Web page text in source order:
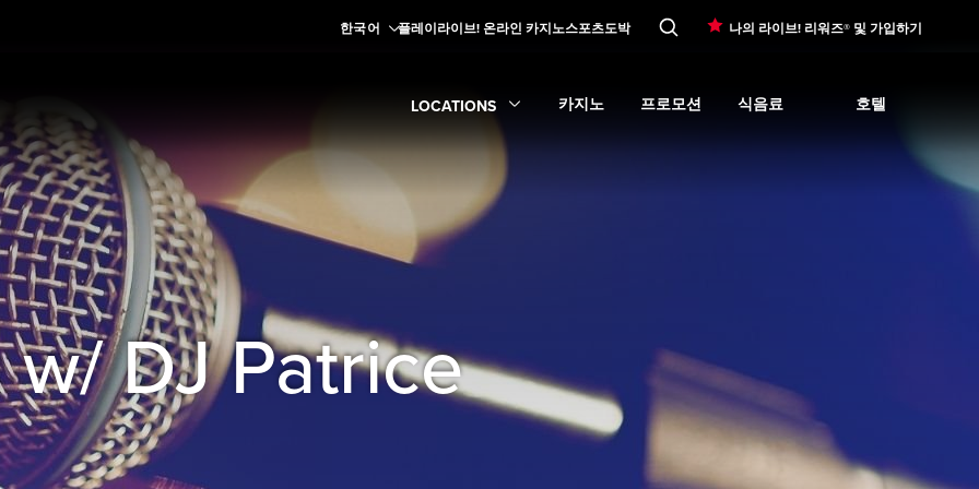
한국어 플레이라이브! 온라인 카지노스포츠도박 나의 라이브! 리워즈® 및 가입하기
LOCATIONS
Expand Locations
카지노 프로모션 식음료
submenu
호텔
Expand 호텔
DJ Patrice